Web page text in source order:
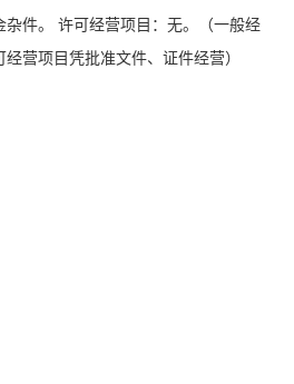
件。 许可经营项目：无。（一般经
营项目凭批准文件、证件经营）